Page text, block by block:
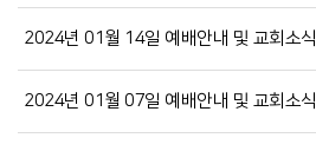
2024년 01월 14일 예배안내 및 교회소식
2024년 01월 07일 예배안내 및 교회소식